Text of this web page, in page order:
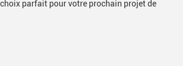
parfait pour votre prochain projet de